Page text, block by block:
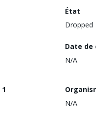
État
Dropped
Date
N/A
1
N/A